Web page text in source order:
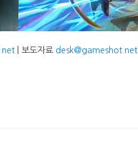
| 보도자료 desk@gameshot.net